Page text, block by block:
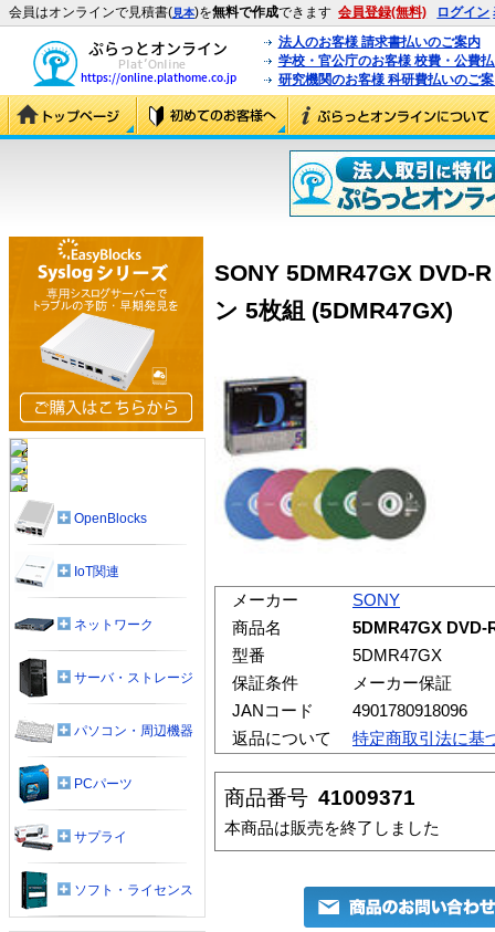
会員はオンラインで見積書(見本)を無料で作成できます 会員登録(無料) ログイン
法人のお客様 請求書払いのご案内
学校・官公庁のお客様 校費・公費
研究機関のお客様 科研費払いのご
SONY 5DMR47GX DVD-
ン 5枚組 (5DMR47GX)
メーカー
SONY
商品名
5DMR47GX DVD-
型番
5DMR47GX
保証条件
メーカー保証
JANコード
4901780918096
返品について
特定商取引法に基
商品番号 41009371
本商品は販売を終了しました
OpenBlocks
IoT関連
ネットワーク
サーバ・ストレージ
パソコン・周辺機器
PCパーツ
サプライ
ソフト・ライセンス